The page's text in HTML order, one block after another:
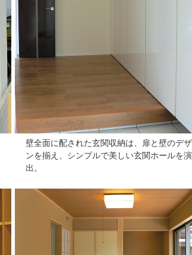
壁全面に配された玄関収納は、扉と壁のデ
ンを揃え、シンプルで美しい玄関ホールを演
出。